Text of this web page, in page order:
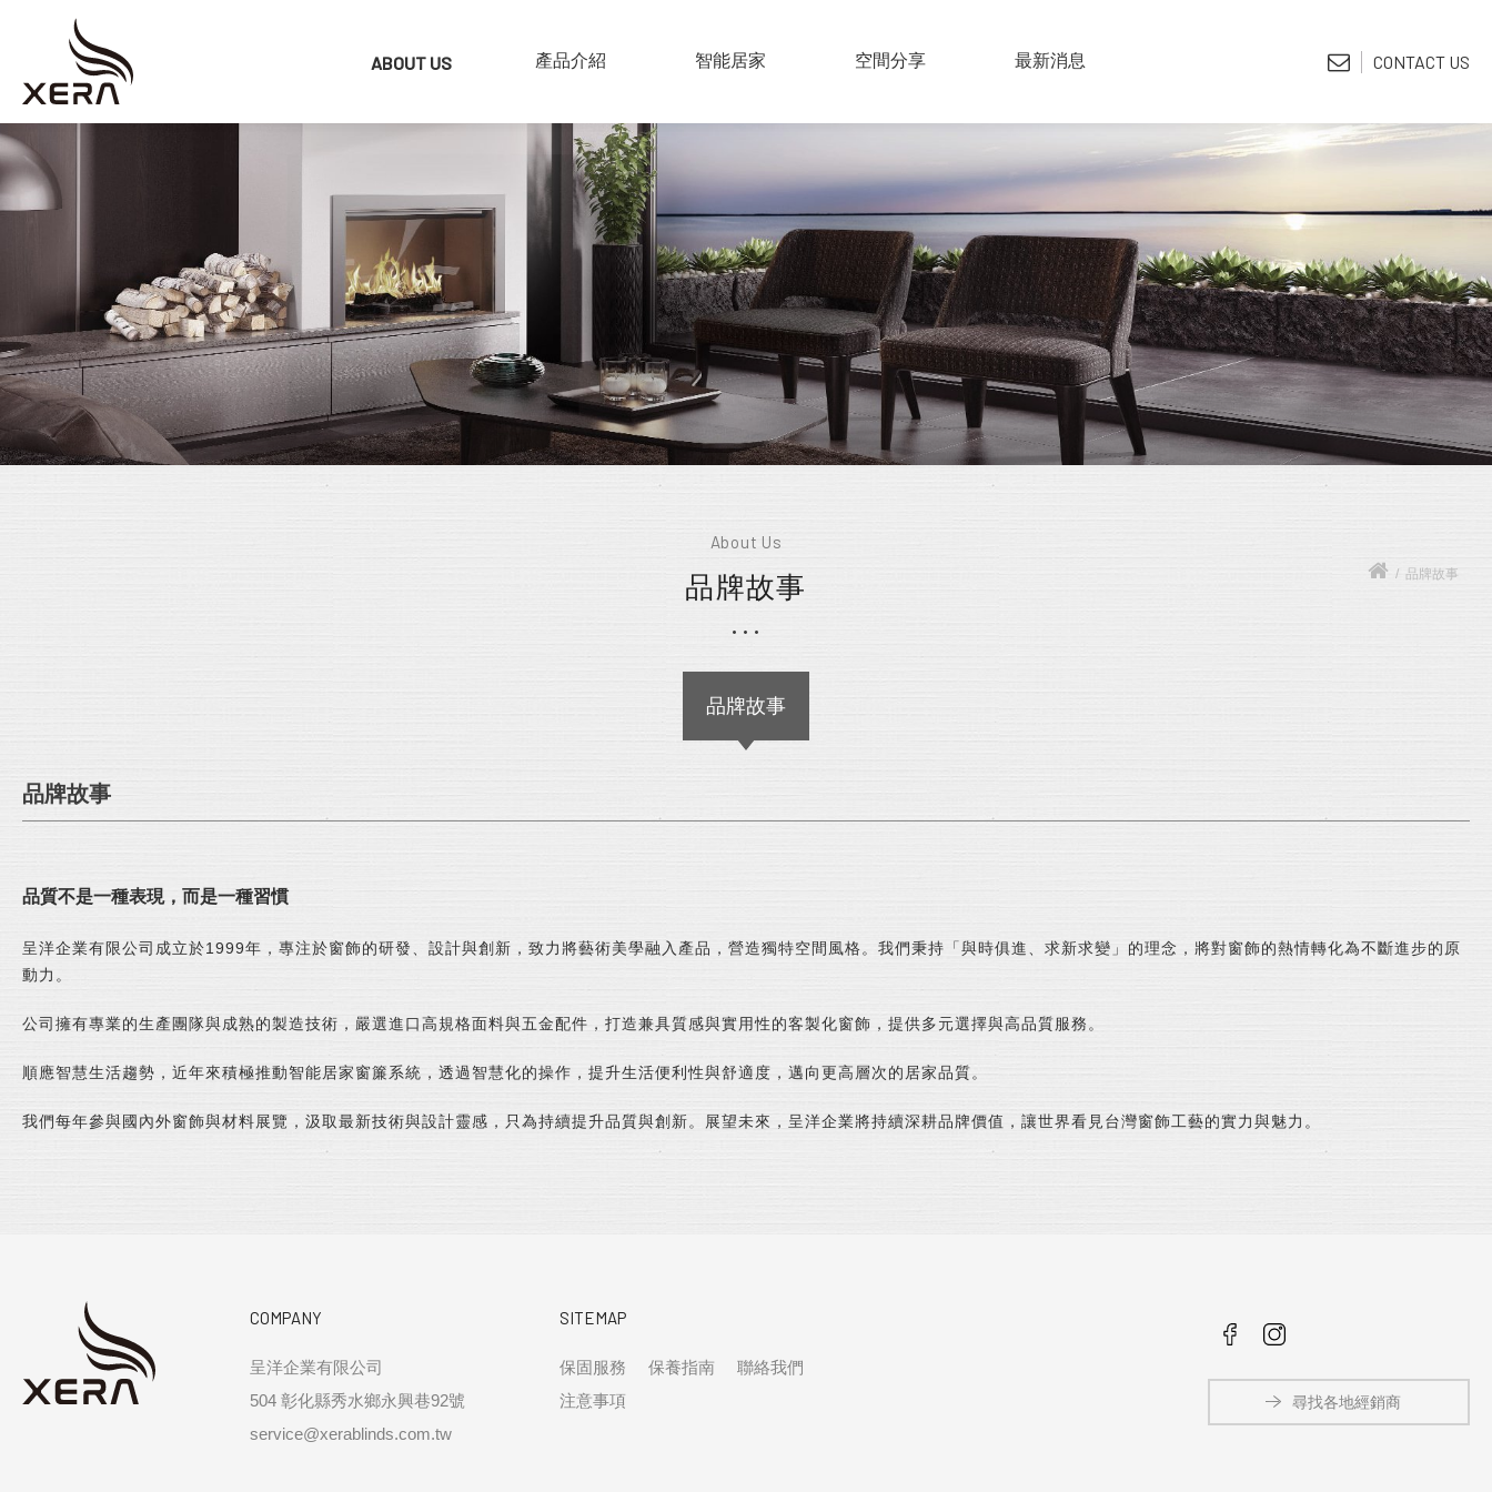
ABOUT US
品牌故事 PRODUCTS
產品介紹
PRODUCT
捲簾
垂直柔紗簾
仿木百葉
鋁片百葉
布片百葉
SMART HOME
智能居家 COLLECTIONS
空間分享 LATEST NEWS
最新消息 CONTACT US
About Us
品牌故事 / 品牌故事
品牌故事
品牌故事
品質不是一種表現，而是一種習慣
呈洋企業有限公司成立於1999年，專注於窗飾的研發、設計與創新，致力將藝術美學融入產品，營造獨特空間風格。我們秉持「與時俱進、求新求變」的理念，將對窗飾的熱情轉化為不斷進步的原
動力。
公司擁有專業的生產團隊與成熟的製造技術，嚴選進口高規格面料與五金配件，打造兼具質感與實用性的客製化窗飾，提供多元選擇與高品質服務。
順應智慧生活趨勢，近年來積極推動智能居家窗簾系統，透過智慧化的操作，提升生活便利性與舒適度，邁向更高層次的居家品質。
我們每年參與國內外窗飾與材料展覽，汲取最新技術與設計靈感，只為持續提升品質與創新。展望未來，呈洋企業將持續深耕品牌價值，讓世界看見台灣窗飾工藝的實力與魅力。
COMPANY
呈洋企業有限公司
504 彰化縣秀水鄉永興巷92號
service@xerablinds.com.tw
SITEMAP
保固服務 保養指南
聯絡我們
注意事項
尋找各地經銷商